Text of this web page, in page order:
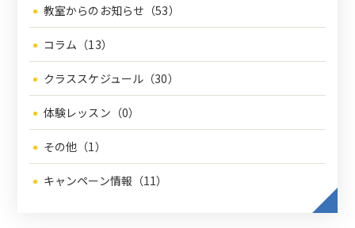
教室からのお知らせ（53）
コラム（13）
クラススケジュール（30）
体験レッスン（0）
その他（1）
キャンペーン情報（11）